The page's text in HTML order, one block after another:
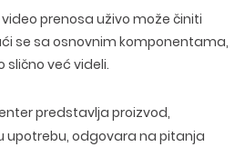
prenosa uživo može činiti
se sa osnovnim komponentama,
već videli.
predstavlja proizvod,
upotrebu, odgovara na pitanja